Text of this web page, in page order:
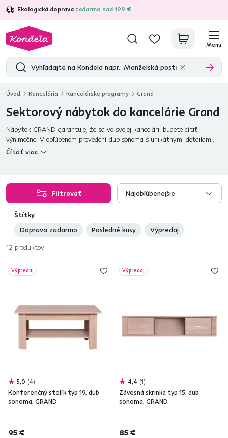
Ekologická doprava zadarmo nad 199 €
4,7 31 157overených produktových recenzií
Menu
Úvod Kancelária Kancelárske programy Grand
Sektorový nábytok do kancelárie Grand
Nábytok GRAND garantuje, že sa vo svojej kancelárii budete cítiť
výnimočne. V obľúbenom prevedení dub sonoma s unikátnymi detailami.
Vaša kancelária sa zmení na útulný pracovný priestor.
Čítať viac
Filtrovať Najobľúbenejšie
Štítky
Doprava zadarmo
Posledné kusy
Výpredaj
12 produktov
Výpredaj
5,0 4
Konferenčný stolík typ 19, dub
sonoma, GRAND
95 €
Výpredaj
4,4 1
Závesná skrinka typ 15, dub
sonoma, GRAND
85 €